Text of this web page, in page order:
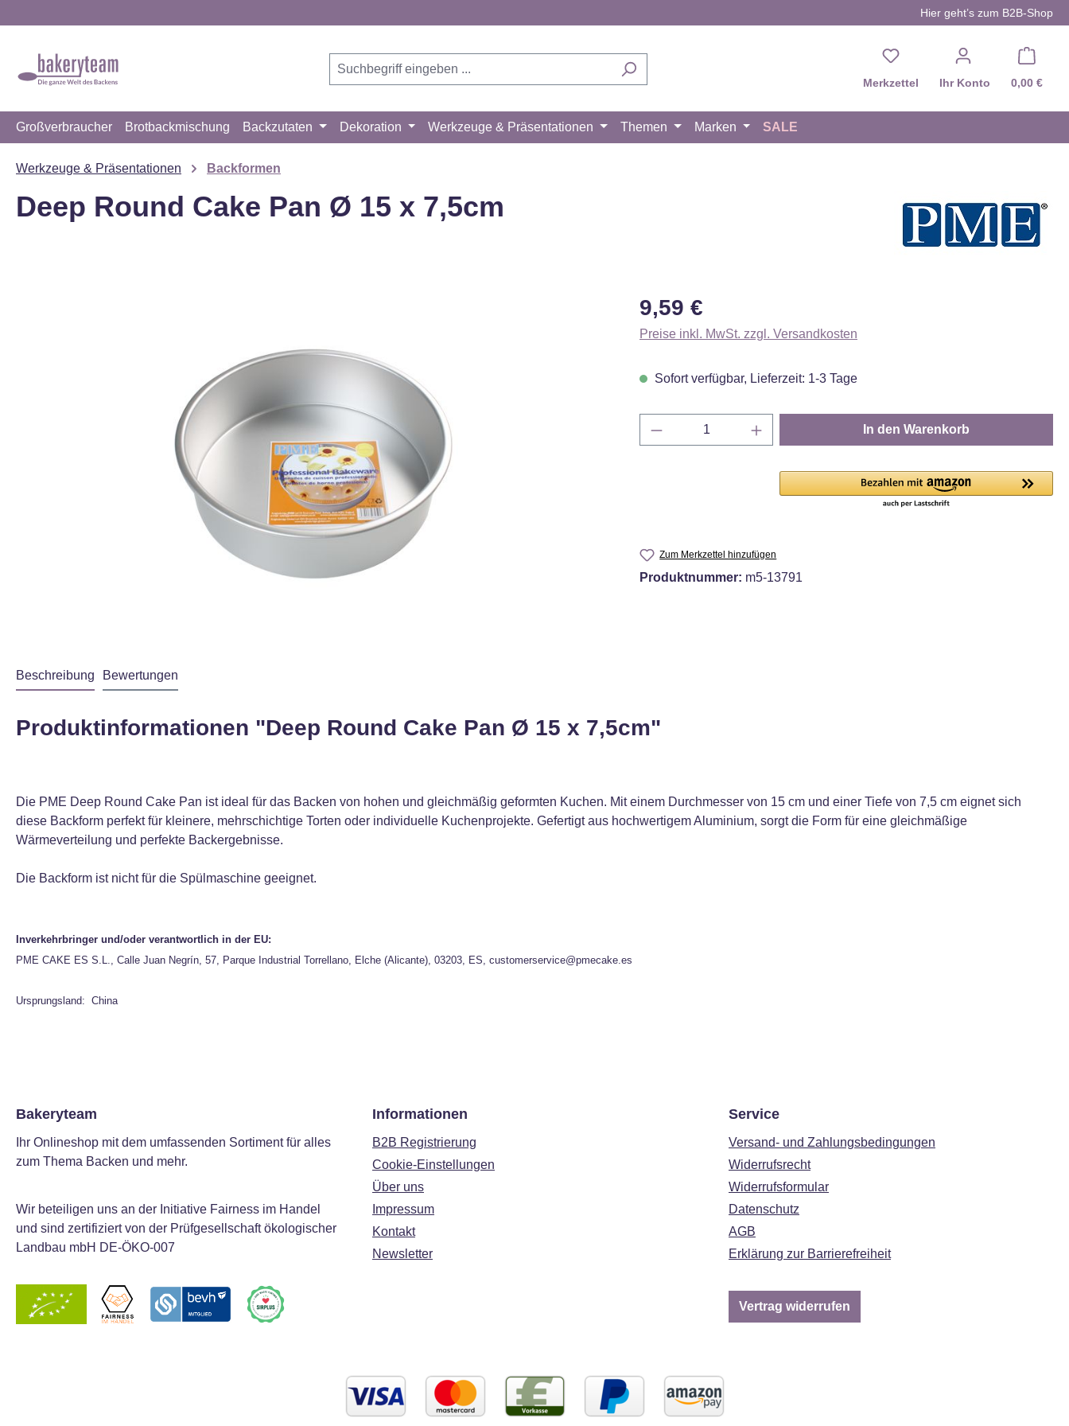
Hier geht’s zum B2B-Shop
Merkzettel Du hast 0 Produkte auf
Ihr Konto 0,00 €
Großverbraucher Brotbackmischung Backzutaten Dekoration Werkzeuge & Präsentationen Themen Marken SALE
Werkzeuge & Präsentationen Backformen
Deep Round Cake Pan Ø 15 x 7,5cm
Regulärer Preis:
9,59 €
Preise inkl. MwSt. zzgl. Versandkosten
Sofort verfügbar, Lieferzeit: 1-3 Tage
Produkt Anzahl: Gib den gewünschten Wert ein
In den Warenkorb
Zum Merkzettel hinzufügen
Produktnummer: m5-13791
Beschreibung Bewertungen
Produktinformationen "Deep Round Cake Pan Ø 15 x 7,5cm"
Die PME Deep Round Cake Pan ist ideal für das Backen von hohen und gleichmäßig geformten Kuchen. Mit einem Durchmesser von 15 cm und einer Tiefe von 7,5 cm eignet sich
diese Backform perfekt für kleinere, mehrschichtige Torten oder individuelle Kuchenprojekte. Gefertigt aus hochwertigem Aluminium, sorgt die Form für eine gleichmäßige
Wärmeverteilung und perfekte Backergebnisse.
Die Backform ist nicht für die Spülmaschine geeignet.
Inverkehrbringer und/oder verantwortlich in der EU:
PME CAKE ES S.L., Calle Juan Negrín, 57, Parque Industrial Torrellano, Elche (Alicante), 03203, ES, customerservice@pmecake.es
Ursprungsland: China
Bakeryteam
Ihr Onlineshop mit dem umfassenden Sortiment für alles
zum Thema Backen und mehr.
Wir beteiligen uns an der Initiative Fairness im Handel
und sind zertifiziert von der Prüfgesellschaft ökologischer
Landbau mbH DE-ÖKO-007
Informationen
B2B Registrierung
Cookie-Einstellungen
Über uns
Impressum
Kontakt
Newsletter
Service
Versand- und Zahlungsbedingungen
Widerrufsrecht
Widerrufsformular
Datenschutz
AGB
Erklärung zur Barrierefreiheit
Vertrag widerrufen